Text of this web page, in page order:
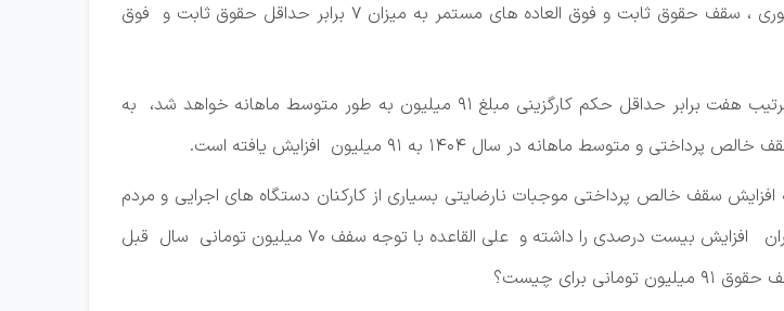
سالیانه مشخص می گردد، ( مطابق تبصره ماده ٧٦ قانون مدیریت خدمات کشوری ، سقف حقوق ثابت و فوق العاده های مستمر به میزان ٧ برابر حداقل حقوق ثابت و فوق
همانگونه که ذکر شد در سال آینده حداقل حکم کارگزینی 13 میلیون و بدین ترتیب هفت برابر حداقل حکم کارگزینی مبلغ 91 میلیون به طور متوسط ماهانه خواهد شد، به
افزایش سقف خالص پرداختی موجبات نارضایتی بسیاری از کارکنان دستگاه های اجرایی و مردم
را در پی خواهد داشت، به نحوی که این پرسش مطرح است که همه حقوق بگیران افزایش بیست درصدی را داشته و علی القاعده با توجه سفف 70 میلیون تومانی سال قبل